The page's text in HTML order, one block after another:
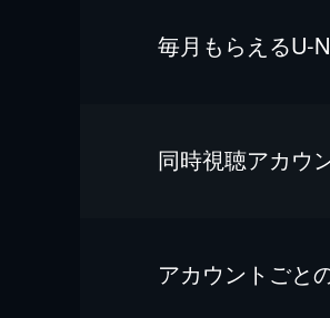
毎⽉もらえるU-
同時視聴アカウ
アカウントごと